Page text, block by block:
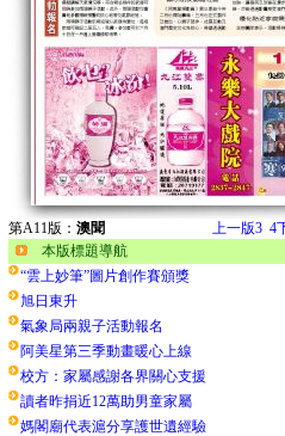
第A11版： 澳聞 上一版3 4
本版標題導航
“雲上妙筆”圖片創作賽頒獎
旭日東升
氣象局兩親子活動報名
阿美星第三季動畫暖心上線
校方：家屬感謝各界關心支援
讀者昨捐近12萬助男童家屬
媽閣廟代表滬分享護世遺經驗